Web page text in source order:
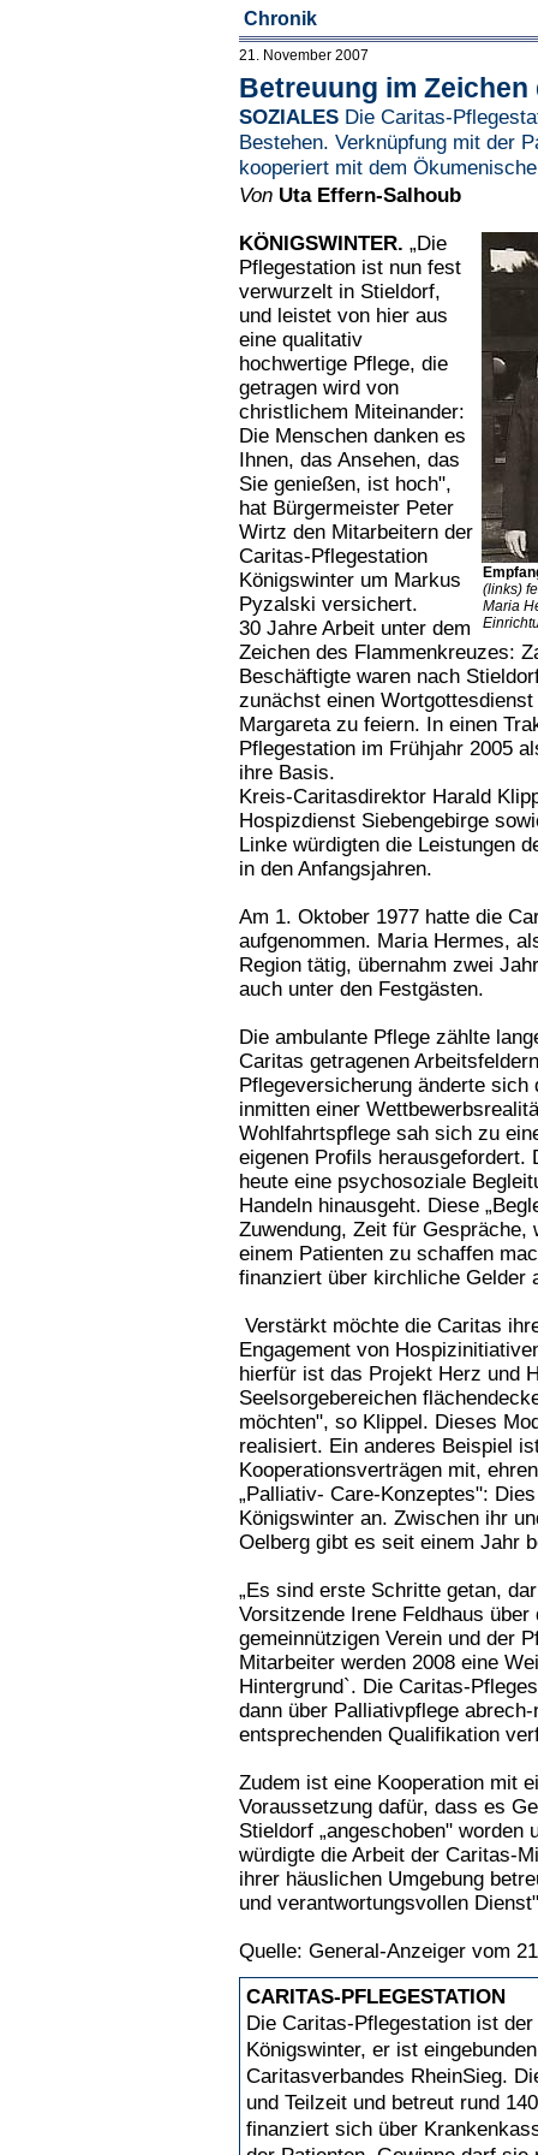
Chronik
21. November 2007
Betreuung im
SOZIALES Die Caritas-
Bestehen. Verknüpfung mit der
kooperiert mit dem
Von Uta Effern-Salhoub
(links)
Maria
KÖNIGSWINTER. „Die
Pflegestation ist nun fest
verwurzelt in Stieldorf,
und leistet von hier aus
eine qualitativ
hochwertige Pflege, die
getragen wird von
christlichem Miteinander:
Die Menschen danken es
Ihnen, das Ansehen, das
Sie genießen, ist hoch",
hat Bürgermeister Peter
Wirtz den Mitarbeitern der
Caritas-Pflegestation
Königswinter um Markus
Pyzalski versichert.
30 Jahre Arbeit unter dem
Zeichen des Flammenkreuzes:
Beschäftigte waren nach
zunächst einen
Margareta zu feiern. In einen
Pflegestation im Frühjahr 2005
ihre Basis.
Kreis-Caritasdirektor Harald
Hospizdienst Siebengebirge
Linke würdigten die Leistungen
in den Anfangsjahren.
Am 1. Oktober 1977 hatte die
aufgenommen. Maria Hermes,
Region tätig, übernahm zwei
auch unter den Festgästen.
Die ambulante Pflege zählte
Caritas getragenen
Pflegeversicherung änderte sich
inmitten einer
Wohlfahrtspflege sah sich zu
eigenen Profils herausgefordert.
heute eine psychosoziale
Handeln hinausgeht. Diese
Zuwendung, Zeit für
einem Patienten zu schaffen
finanziert über kirchliche Gelder
Verstärkt möchte die Caritas
Engagement von
hierfür ist das Projekt Herz und
Seelsorgebereichen
möchten", so Klippel. Dieses
realisiert. Ein anderes Beispiel
Kooperationsverträgen mit,
„Palliativ- Care-Konzeptes":
Königswinter an. Zwischen ihr
Oelberg gibt es seit einem Jahr
„Es sind erste Schritte getan,
Vorsitzende Irene Feldhaus
gemeinnützigen Verein und der
Mitarbeiter werden 2008 eine
Hintergrund`. Die Caritas-
dann über Palliativpflege
entsprechenden Qualifikation
Zudem ist eine Kooperation mit
Voraussetzung dafür, dass es
Stieldorf „angeschoben" worden
würdigte die Arbeit der Caritas-
ihrer häuslichen Umgebung
und verantwortungsvollen
Quelle: General-Anzeiger vom
CARITAS-PFLEGESTATION
Die Caritas-Pflegestation ist
Königswinter, er ist
Caritasverbandes RheinSieg.
und Teilzeit und betreut rund
finanziert sich über